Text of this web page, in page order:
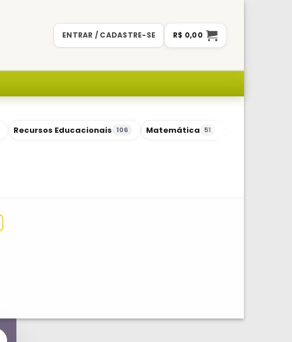
ENTRAR / CADASTRE-SE R$ 0,00
Recursos Educacionais 106 Matemática 51